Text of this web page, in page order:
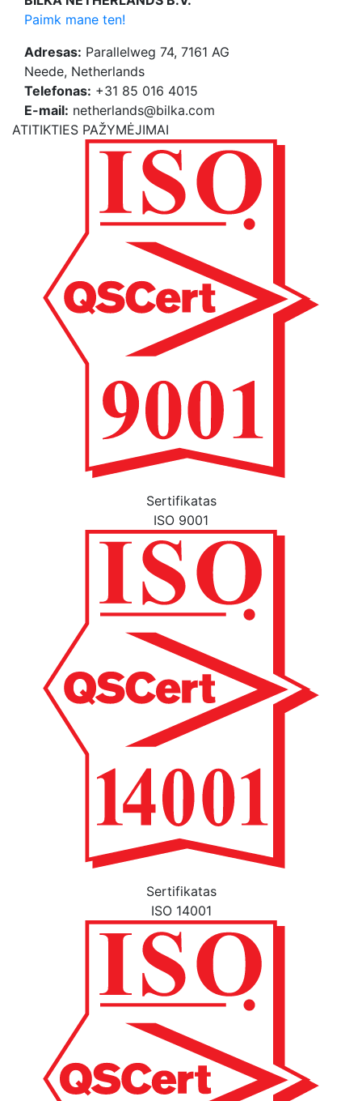
Paimk mane ten!
Adresas: Parallelweg 74, 7161 AG
Neede, Netherlands
Telefonas: +31 85 016 4015
E-mail: netherlands@bilka.com
ATITIKTIES PAŽYMĖJIMAI
Sertifikatas
ISO 9001
Sertifikatas
ISO 14001